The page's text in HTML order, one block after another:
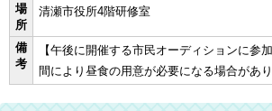
場
所
清瀬市役所4階研修室
備
考
【午後に開催する市民オーディションに参
間により昼食の用意が必要になる場合があり